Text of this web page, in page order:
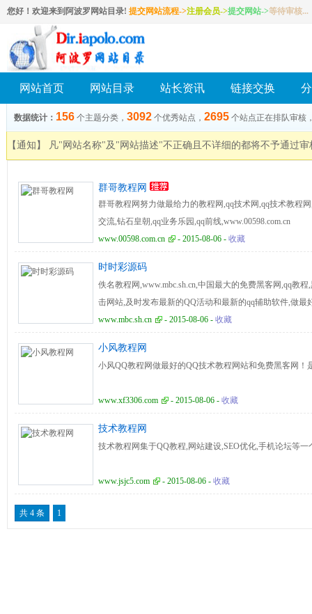
您好！欢迎来到阿波罗网站目录! 提交网站流程->注册会员->提交网站->等待审核...
网站首页 网站目录 站长资讯 链接交换
数据统计： 156 个主题分类， 3092 个优秀站点， 2695 个站点正在排队审核
【通知】 凡"网站名称"及"网站描述"不正确且不详细的都将不予通过
群哥教程网
群哥教程网努力做最给力的教程网,qq技术网,qq技术教程
交流,钻石皇朝,qq业务乐园,qq前线,www.00598.com.cn
www.00598.com.cn
- 2015-08-06 - 收藏
时时彩源码
佚名教程网,www.mbc.sh.cn,中国最大的免费黑客网,qq教
击网站,及时发布最新的QQ活动和最新的qq辅助软件,做最
www.mbc.sh.cn
- 2015-08-06 - 收藏
小风教程网
小风QQ教程网做最好的QQ技术教程网站和免费黑客网！
www.xf3306.com - 2015-08-06 - 收藏
技术教程网
技术教程网集于QQ教程,网站建设,SEO优化,手机论坛等一
www.jsjc5.com - 2015-08-06 - 收藏
共 4 条 1